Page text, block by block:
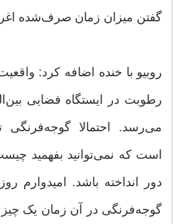
گفتن میزان زمان صرف‌شده
روبیو با خنده اضافه کرد:
می‌رسد. احتمالا
است که نمی‌توانید بفهمید
دور انداخته باشد. امیدوارم
گوجه‌فرنگی در آن زمان یک